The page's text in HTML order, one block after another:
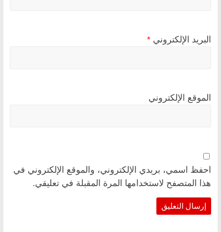
البريد الإلكتروني *
الموقع الإلكتروني
احفظ اسمي، بريدي الإلكتروني، والموقع الإلكتروني في
هذا المتصفح لاستخدامها المرة المقبلة في تعليقي.